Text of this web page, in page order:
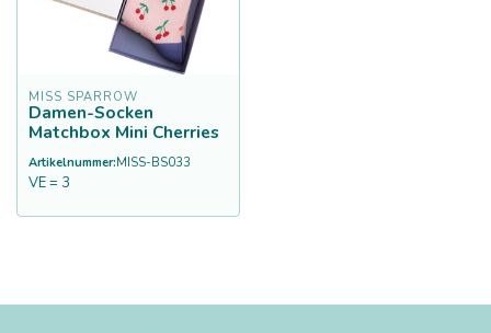
MISS SPARROW
Damen-Socken
Matchbox Mini Cherries
Artikelnummer:MISS-BS033
VE = 3